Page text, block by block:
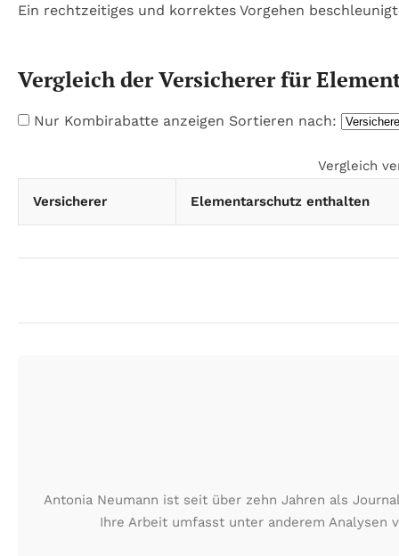
Ein rechtzeitiges und korrektes Vorgehen
Vergleich der Versicherer für
Nur Kombirabatte anzeigen Sortieren nach:
Vergleich
Versicherer Elementarschutz enthalten
Antonia Neumann ist seit über zehn Jahren als
Ihre Arbeit umfasst unter anderem Analysen